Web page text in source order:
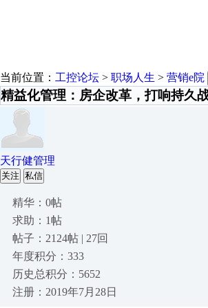
当前位置： 工控论坛 > 职场人生 > 营销e院
精益化管理：房企改革，打响持久
天行健管理
关注 私信
精华：0帖
求助：1帖
帖子：2124帖 | 27回
年度积分：333
历史总积分：5652
注册：2019年7月28日